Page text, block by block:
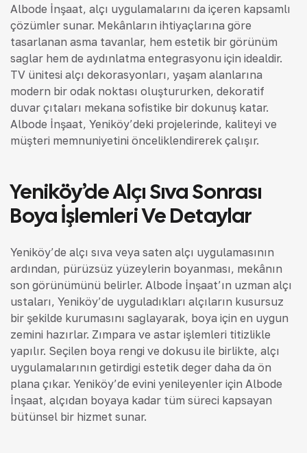
Albode İnşaat, alçı uygulamalarını da içeren kapsamlı
çözümler sunar. Mekânların ihtiyaçlarına göre
tasarlanan asma tavanlar, hem estetik bir görünüm
sağlar hem de aydınlatma entegrasyonu için idealdir.
TV ünitesi alçı dekorasyonları, yaşam alanlarına
modern bir odak noktası oluştururken, dekoratif
duvar çıtaları mekana sofistike bir dokunuş katar.
Albode İnşaat, Yeniköy’deki projelerinde, kaliteyi ve
müşteri memnuniyetini önceliklendirerek çalışır.
Yeniköy’de Alçı Sıva Sonrası
Boya İşlemleri Ve Detaylar
Yeniköy’de alçı sıva veya saten alçı uygulamasının
ardından, pürüzsüz yüzeylerin boyanması, mekânın
son görünümünü belirler. Albode İnşaat’ın uzman alçı
ustaları, Yeniköy’de uyguladıkları alçıların kusursuz
bir şekilde kurumasını sağlayarak, boya için en uygun
zemini hazırlar. Zımpara ve astar işlemleri titizlikle
yapılır. Seçilen boya rengi ve dokusu ile birlikte, alçı
uygulamalarının getirdiği estetik değer daha da ön
plana çıkar. Yeniköy’de evini yenileyenler için Albode
İnşaat, alçıdan boyaya kadar tüm süreci kapsayan
bütünsel bir hizmet sunar.